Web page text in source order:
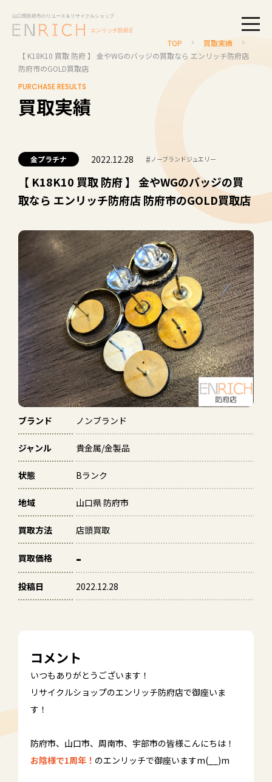
TOP
買取実績
【 K18K10 買取 防府 】 金やWGのバッジの買取なら エンリッチ防府店
防府市のGOLD買取店
PURCHASE RESULTS
買取実績
金プラチナ 2022.12.28 # ノーブランドジュエリー
【 K18K10 買取 防府 】 金やWGのバッジの買
取なら エンリッチ防府店 防府市のGOLD買取店
ブランド ノンブランド
ジャンル 貴金属/金製品
状態 Bランク
地域 山口県 防府市
買取方法 店頭買取
買取価格 -
投稿日 2022.12.28
コメント
いつもありがとうございます！
リサイクルショップのエンリッチ防府店で御座いま
す！
防府市、山口市、周南市、宇部市の皆様こんにちは！
お陰様で1周年！ のエンリッチで御座いますm(__)m